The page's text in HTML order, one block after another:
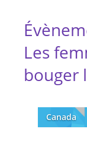
Les
bouger
Canada